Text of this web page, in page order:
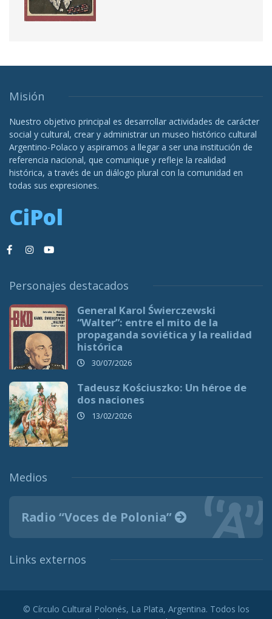
Misión
Nuestro objetivo principal es desarrollar actividades de carácter
social y cultural, crear y administrar un museo histórico cultural
Argentino-Polaco y aspiramos a llegar a ser una institución de
referencia nacional, que comunique y refleje la realidad
histórica, a través de un diálogo plural con la comunidad en
todas sus expresiones.
CiPol
Personajes destacados
General Karol Świerczewski
“Walter”: entre el mito de la
propaganda soviética y la realidad
histórica
30/07/2026
Tadeusz Kościuszko: Un héroe de
dos naciones
13/02/2026
Medios
Radio “Voces de Polonia”
Links externos
© Círculo Cultural Polonés, La Plata, Argentina. Todos los